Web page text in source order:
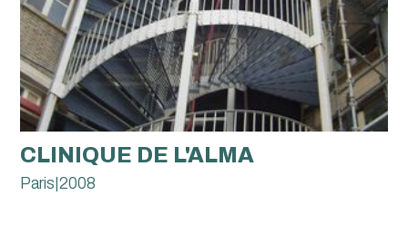
CLINIQUE DE L'ALMA
Paris |2008